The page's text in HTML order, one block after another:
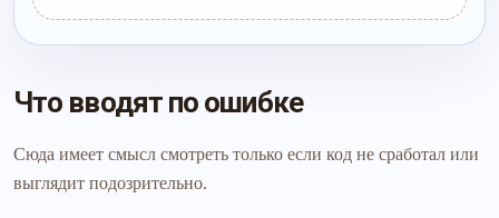
Что вводят по ошибке
Сюда имеет смысл смотреть только если код не сработал или
выглядит подозрительно.